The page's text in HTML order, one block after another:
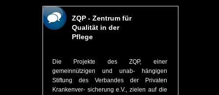
ZQP - Zentrum für
Qualität in der
Pflege
Die Projekte des ZQP, einer
gemeinnützigen und unab- hängigen
Stiftung des Verbandes der Privaten
Krankenver- sicherung e.V., zielen auf die